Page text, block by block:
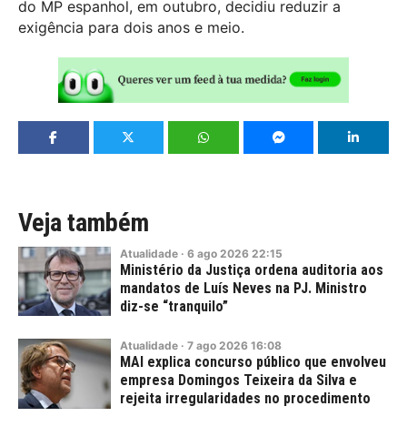
do MP espanhol, em outubro, decidiu reduzir a
exigência para dois anos e meio.
Veja também
Atualidade · 6 ago 2026 22:15
Ministério da Justiça ordena auditoria aos
mandatos de Luís Neves na PJ. Ministro
diz-se “tranquilo”
Atualidade · 7 ago 2026 16:08
MAI explica concurso público que envolveu
empresa Domingos Teixeira da Silva e
rejeita irregularidades no procedimento